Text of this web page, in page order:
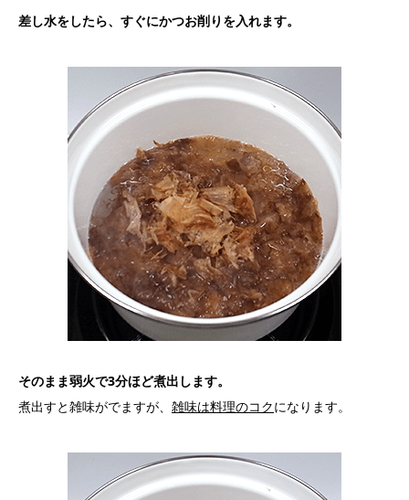
差し水をしたら、すぐにかつお削りを入れます。
そのまま弱火で3分ほど煮出します。
煮出すと雑味がでますが、 雑味は料理のコクになります。